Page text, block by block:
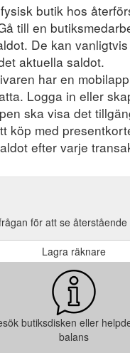
butik hos
till en
De kan
aktuella saldot.
har en
Logga in eller
ska visa det
köp med
efter varje
för att se
Lagra räknare
butiksdisken eller
balans